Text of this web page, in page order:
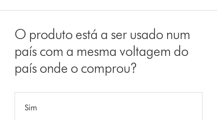
O produto está a ser usado num
país com a mesma voltagem do
país onde o comprou?
Sim